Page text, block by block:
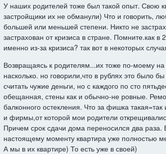
У наших родителей тоже был такой опыт. Свою
застройщики их не обманули) Что и говорить,
большей или меньшей степени. Никто не
застрахован от кризиса в стране. Помните.как
именно из-за кризиса? так вот в некоторых
Возвращаясь к родителям...их тоже по-моему
насколько. но говорили,что в рублях это было
считать чужие деньги, но с каждого по сто
обещанная, стены как и обычно-не ровные.
балконного остекления. Что за фишка
и фирмы,от которой мои родители
Причем срок сдачи дома переносился два раза.
настоящему моменту квартира уже полностью
А мы в их квартире) То есть уже в своей)